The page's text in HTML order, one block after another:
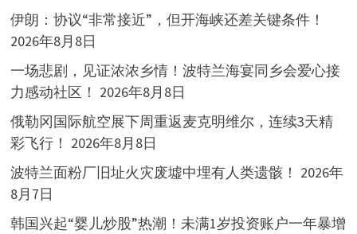
伊朗：协议“非常接近”，但开海峡还差关键条件！
2026年8月8日
一场悲剧，见证浓浓乡情！波特兰海宴同乡会爱心接
力感动社区！ 2026年8月8日
俄勒冈国际航空展下周重返麦克明维尔，连续3天精
彩飞行！ 2026年8月8日
波特兰面粉厂旧址火灾废墟中埋有人类遗骸！ 2026年
8月7日
韩国兴起“婴儿炒股”热潮！未满1岁投资账户一年暴增